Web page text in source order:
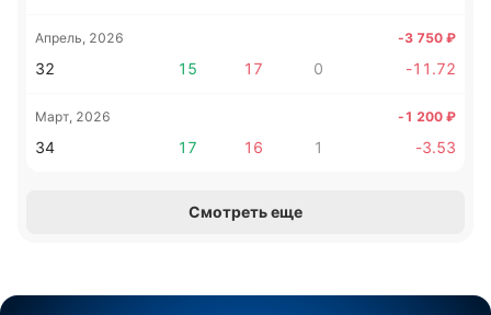
Апрель, 2026 -3 750 ₽
32 15 17 0 -11.72
Март, 2026 -1 200 ₽
34 17 16 1 -3.53
Смотреть еще